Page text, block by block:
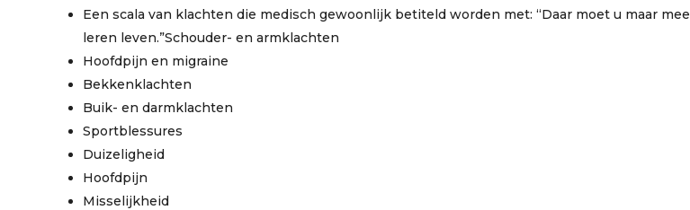
Een scala van klachten die medisch gewoonlijk betiteld worden met: “Daar moet u maar mee
leren leven.”Schouder- en armklachten
Hoofdpijn en migraine
Bekkenklachten
Buik- en darmklachten
Sportblessures
Duizeligheid
Hoofdpijn
Misselijkheid